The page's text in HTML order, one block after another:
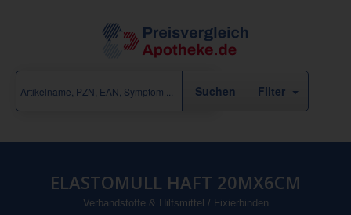
Filter
ELASTOMULL HAFT 20MX6CM
Verbandstoffe & Hilfsmittel / Fixierbinden